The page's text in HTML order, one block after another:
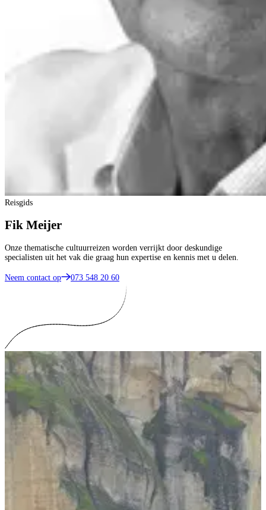
Reisgids
Fik Meijer
Onze thematische cultuurreizen worden verrijkt door deskundige
specialisten uit het vak die graag hun expertise en kennis met u delen.
Neem contact op 073 548 20 60